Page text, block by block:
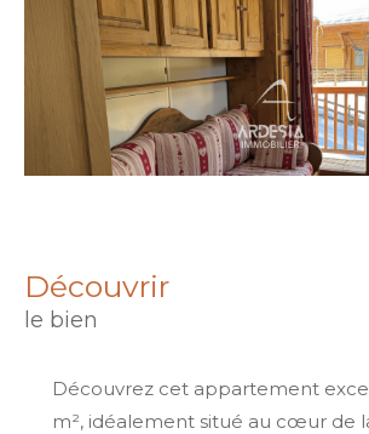
découvrir
le bien
Découvrez cet appartement
m², idéalement situé au cœur de